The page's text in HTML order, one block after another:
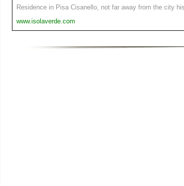
Residence in Pisa Cisanello, not far away from the city
www.isolaverde.com